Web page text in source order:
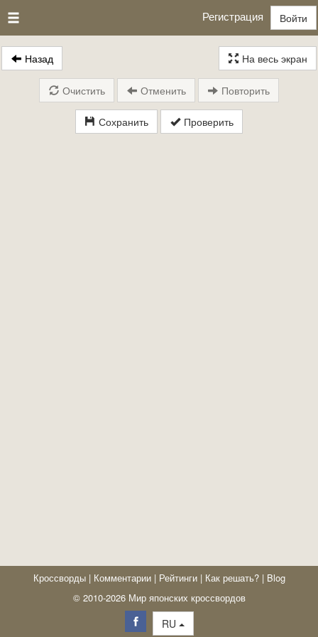
Регистрация Войти
Назад На весь экран
Сохранить Проверить
Очистить Отменить Повторить
Кроссворды | Комментарии | Рейтинги | Как решать? | Blog
© 2010-2026 Мир японских кроссвордов
RU